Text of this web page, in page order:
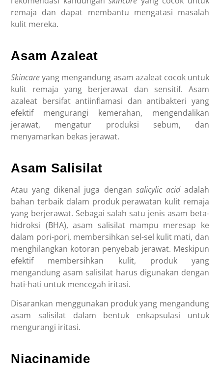
remaja dan dapat membantu mengatasi masalah
kulit mereka.
Asam Azaleat
Skincareyang mengandung asam azaleat cocok untuk
kulit remaja yang berjerawat dan sensitif. Asam
azaleat bersifat antiinflamasi dan antibakteri yang
efektif mengurangi kemerahan, mengendalikan
jerawat, mengatur produksi sebum, dan
menyamarkan bekas jerawat.
Asam Salisilat
Atau yang dikenal juga dengan salicylic acidadalah
bahan terbaik dalam produk perawatan kulit remaja
yang berjerawat. Sebagai salah satu jenis asam beta-
hidroksi (BHA), asam salisilat mampu meresap ke
dalam pori-pori, membersihkan sel-sel kulit mati, dan
menghilangkan kotoran penyebab jerawat. Meskipun
efektif membersihkan kulit, produk yang
mengandung asam salisilat harus digunakan dengan
hati-hati untuk mencegah iritasi.
Disarankan menggunakan produk yang mengandung
asam salisilat dalam bentuk enkapsulasi untuk
mengurangi iritasi.
Niacinamide